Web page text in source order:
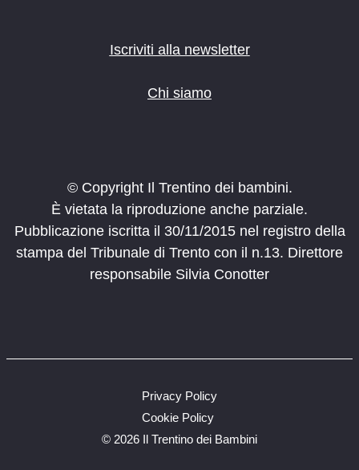
Iscriviti alla newsletter
Chi siamo
© Copyright Il Trentino dei bambini.
È vietata la riproduzione anche parziale.
Pubblicazione iscritta il 30/11/2015 nel registro della
stampa del Tribunale di Trento con il n.13. Direttore
responsabile Silvia Conotter
© 2026 Il Trentino dei Bambini
Privacy Policy
Cookie Policy